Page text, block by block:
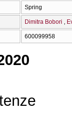
Spring
Dimitra Bobori
600099958